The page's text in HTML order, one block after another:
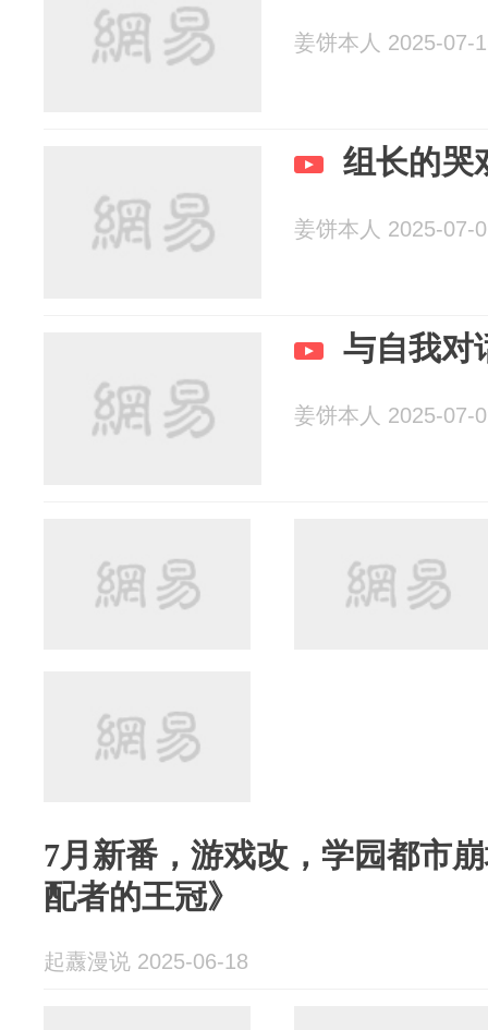
姜饼本人 2025-07-
组长的哭
姜饼本人 2025-07-
与自我对
姜饼本人 2025-07-
7月新番，游戏改，学园都市
配者的王冠》
起纛漫说 2025-06-18